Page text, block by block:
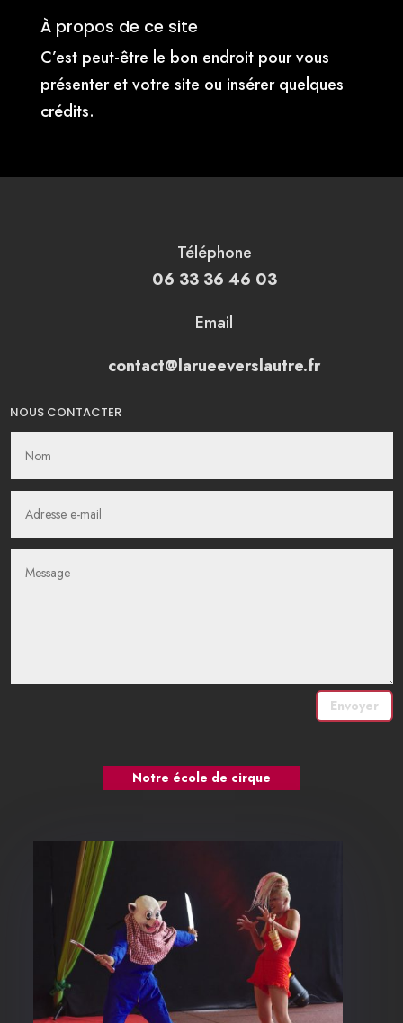
À propos de ce site
C’est peut-être le bon endroit pour vous
présenter et votre site ou insérer quelques
crédits.
Téléphone
06 33 36 46 03
Email
contact@larueeverslautre.fr
NOUS CONTACTER
Envoyer
Notre école de cirque